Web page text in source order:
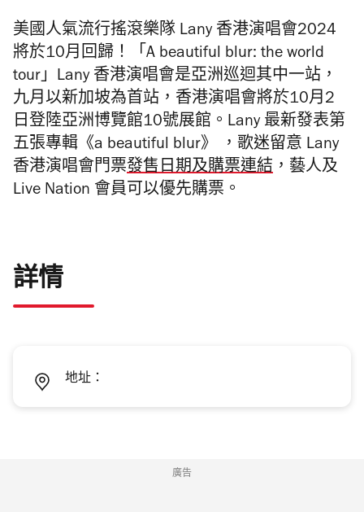
美國人氣流行搖滾樂隊 Lany 香港演唱會2024
將於10月回歸！「A beautiful blur: the world
tour」Lany 香港演唱會是亞洲巡迴其中一站，
九月以新加坡為首站，香港演唱會將於10月2
日登陸亞洲博覽館10號展館。Lany 最新發表第
五張專輯《a beautiful blur》 ， 歌迷留意 Lany
香港演唱會門票發售日期及購票連結 ，藝人及
Live Nation 會員可以優先購票。
詳情
地址：
廣告